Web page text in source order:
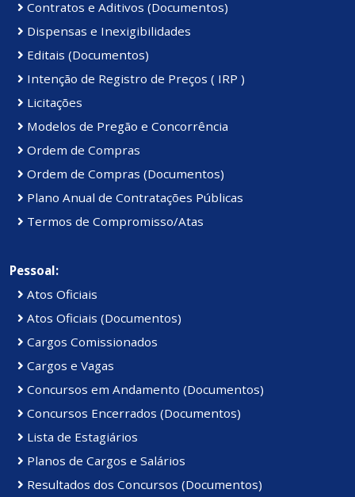
Contratos e Aditivos (Documentos)
Dispensas e Inexigibilidades
Editais (Documentos)
Intenção de Registro de Preços ( IRP )
Licitações
Modelos de Pregão e Concorrência
Ordem de Compras
Ordem de Compras (Documentos)
Plano Anual de Contratações Públicas
Termos de Compromisso/Atas
Pessoal:
Atos Oficiais
Atos Oficiais (Documentos)
Cargos Comissionados
Cargos e Vagas
Concursos em Andamento (Documentos)
Concursos Encerrados (Documentos)
Lista de Estagiários
Planos de Cargos e Salários
Resultados dos Concursos (Documentos)